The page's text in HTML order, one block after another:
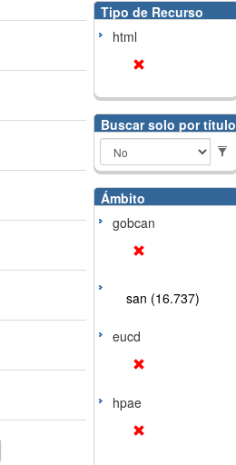
Tipo de Recurso
html
Buscar solo por título
Ámbito
gobcan
san (16.737)
eucd
hpae